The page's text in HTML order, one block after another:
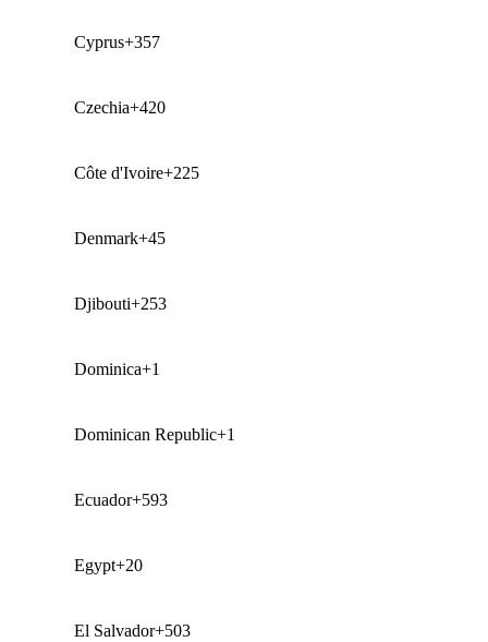
Cyprus+357
Czechia+420
Côte d'Ivoire+225
Denmark+45
Djibouti+253
Dominica+1
Dominican Republic+1
Ecuador+593
Egypt+20
El Salvador+503